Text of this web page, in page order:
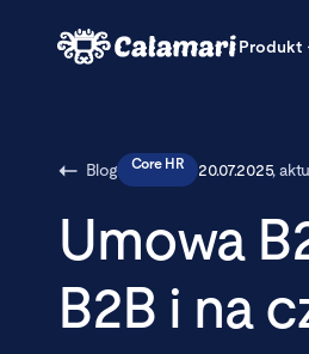
Produkt
Blog Core HR 20.07.2025,
Umowa
B2B i na